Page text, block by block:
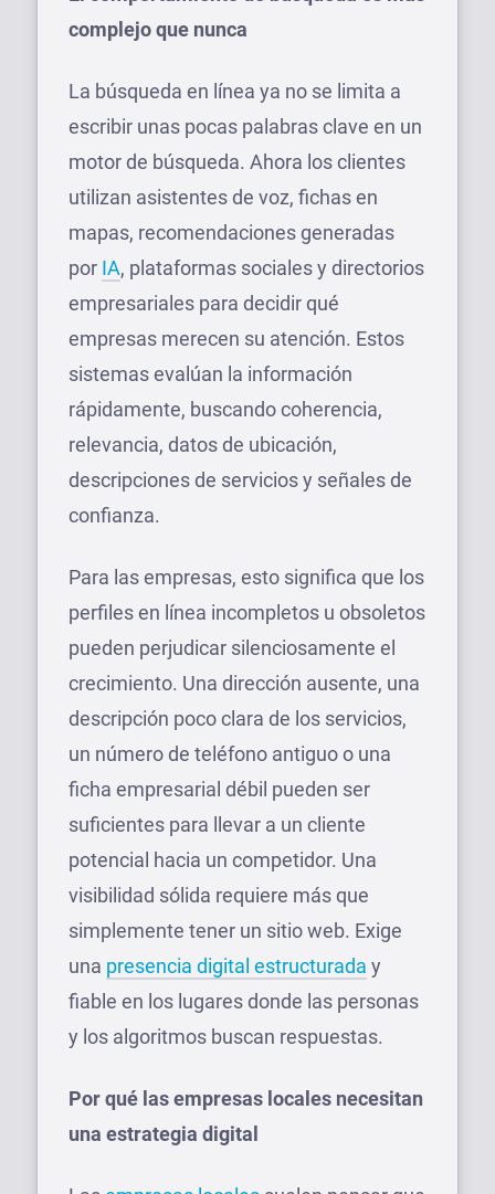
complejo que nunca
La búsqueda en línea ya no se limita a
escribir unas pocas palabras clave en un
motor de búsqueda. Ahora los clientes
utilizan asistentes de voz, fichas en
mapas, recomendaciones generadas
por IA, plataformas sociales y directorios
empresariales para decidir qué
empresas merecen su atención. Estos
sistemas evalúan la información
rápidamente, buscando coherencia,
relevancia, datos de ubicación,
descripciones de servicios y señales de
confianza.
Para las empresas, esto significa que los
perfiles en línea incompletos u obsoletos
pueden perjudicar silenciosamente el
crecimiento. Una dirección ausente, una
descripción poco clara de los servicios,
un número de teléfono antiguo o una
ficha empresarial débil pueden ser
suficientes para llevar a un cliente
potencial hacia un competidor. Una
visibilidad sólida requiere más que
simplemente tener un sitio web. Exige
una presencia digital estructurada y
fiable en los lugares donde las personas
y los algoritmos buscan respuestas.
Por qué las empresas locales necesitan
una estrategia digital